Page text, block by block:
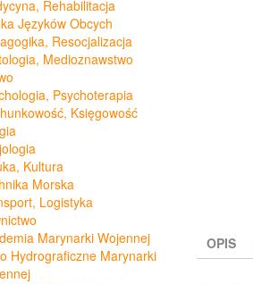
Rehabilitacja
Języków Obcych
Resocjalizacja
Medioznawstwo
Psychoterapia
Księgowość
Kultura
Morska
Logistyka
Marynarki Wojennej
Hydrograficzne Marynarki
OPIS